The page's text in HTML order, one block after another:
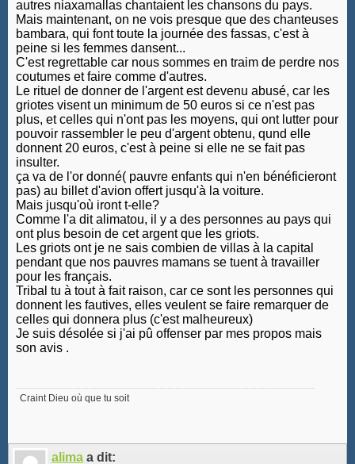
autres niaxamallas chantaient les chansons du pays.
Mais maintenant, on ne vois presque que des chanteuses
bambara, qui font toute la journée des fassas, c'est à
peine si les femmes dansent...
C'est regrettable car nous sommes en traim de perdre nos
coutumes et faire comme d'autres.
Le rituel de donner de l'argent est devenu abusé, car les
griotes visent un minimum de 50 euros si ce n'est pas
plus, et celles qui n'ont pas les moyens, qui ont lutter pour
pouvoir rassembler le peu d'argent obtenu, qund elle
donnent 20 euros, c'est à peine si elle ne se fait pas
insulter.
ça va de l'or donné( pauvre enfants qui n'en bénéficieront
pas) au billet d'avion offert jusqu'à la voiture.
Mais jusqu'où iront t-elle?
Comme l'a dit alimatou, il y a des personnes au pays qui
ont plus besoin de cet argent que les griots.
Les griots ont je ne sais combien de villas à la capital
pendant que nos pauvres mamans se tuent à travailler
pour les français.
Tribal tu à tout à fait raison, car ce sont les personnes qui
donnent les fautives, elles veulent se faire remarquer de
celles qui donnera plus (c'est malheureux)
Je suis désolée si j'ai pû offenser par mes propos mais
son avis .
Craint Dieu où que tu soit
alima a dit: